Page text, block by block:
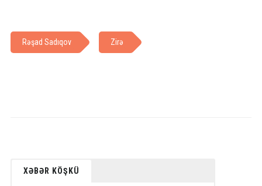
Rəşad Sadıqov Zirə
XƏBƏR KÖŞKÜ